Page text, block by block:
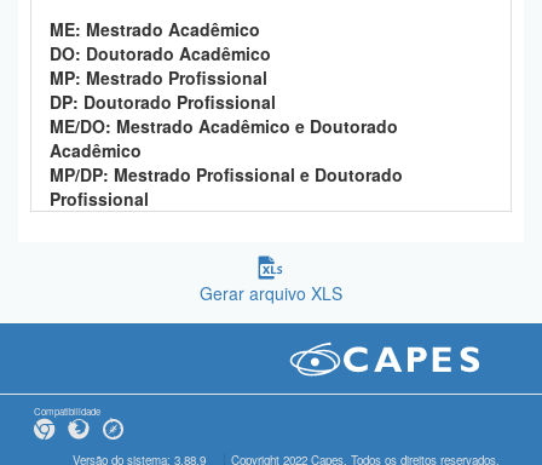
ME: Mestrado Acadêmico
DO: Doutorado Acadêmico
MP: Mestrado Profissional
DP: Doutorado Profissional
ME/DO: Mestrado Acadêmico e Doutorado
Acadêmico
MP/DP: Mestrado Profissional e Doutorado
Profissional
Gerar arquivo XLS
Compatibilidade
Versão do sistema: 3.88.9 Copyright 2022 Capes. Todos os direitos reservados.